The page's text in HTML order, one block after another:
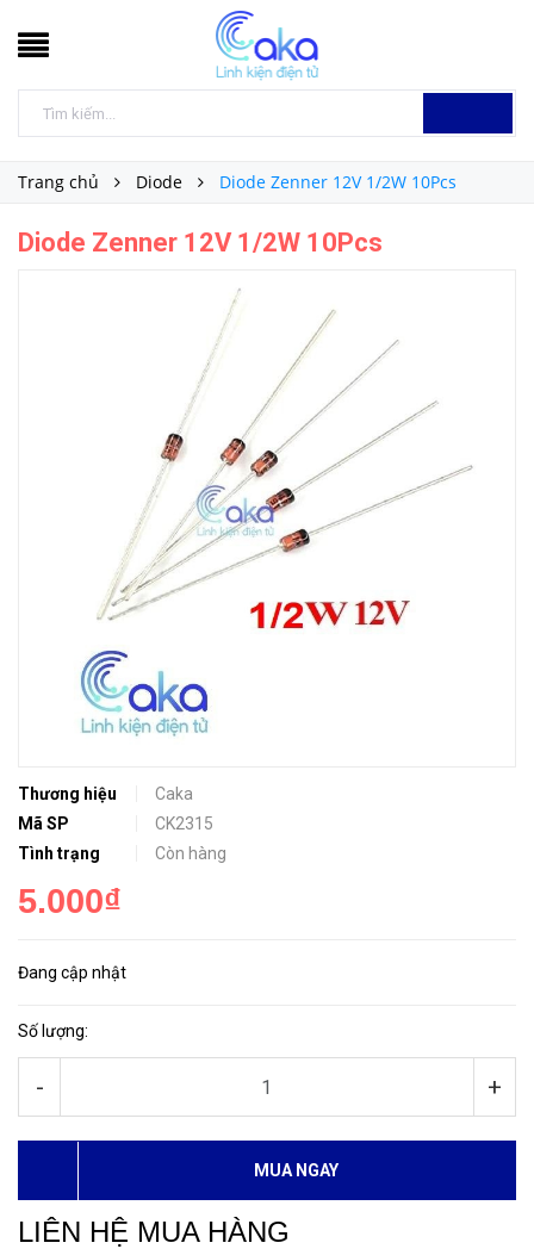
Trang chủ Diode Diode Zenner 12V 1/2W 10Pcs
Diode Zenner 12V 1/2W 10Pcs
Thương hiệu
Caka
Mã SP
CK2315
Tình trạng
Còn hàng
5.000₫
Đang cập nhật
Số lượng:
- +
MUA NGAY
LIÊN HỆ MUA HÀNG